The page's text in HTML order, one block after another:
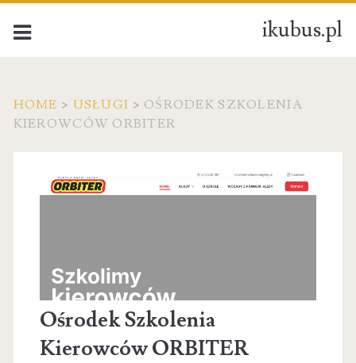
ikubus.pl
HOME > USŁUGI > OŚRODEK SZKOLENIA
KIEROWCÓW ORBITER
Ośrodek Szkolenia
Kierowców ORBITER